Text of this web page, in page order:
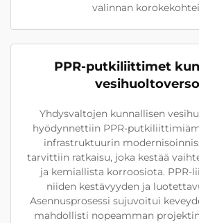
valinnan
PPR-putkiliittimet
Yhdysvaltojen kunnallisen
hyödynnettiin PPR-
infrastruktuurin
tarvittiin ratkaisu, joka kestää
ja kemiallista korroosiota.
niiden kestävyyden ja
Asennusprosessi sujuvoitui
mahdollisti nopeamman